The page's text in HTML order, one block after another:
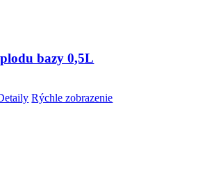
bazy 0,5L
Rýchle zobrazenie